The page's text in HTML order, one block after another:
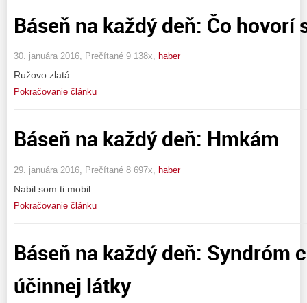
Báseň na každý deň: Čo hovorí
30. januára 2016, Prečítané 9 138x, haber
Ružovo zlatá
Pokračovanie článku
Báseň na každý deň: Hmkám
29. januára 2016, Prečítané 8 697x, haber
Nabil som ti mobil
Pokračovanie článku
Báseň na každý deň: Syndróm
účinnej látky